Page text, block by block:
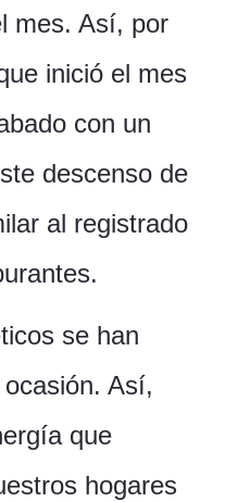
mes. Así, por
inició el mes
con un
descenso de
al registrado
se han
Así,
que
hogares